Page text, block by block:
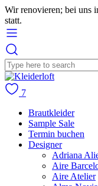
Wir renovieren; bei uns
statt.
7
Brautkleider
Sample Sale
Termin buchen
Designer
Adriana
Aire
Aire Atelier